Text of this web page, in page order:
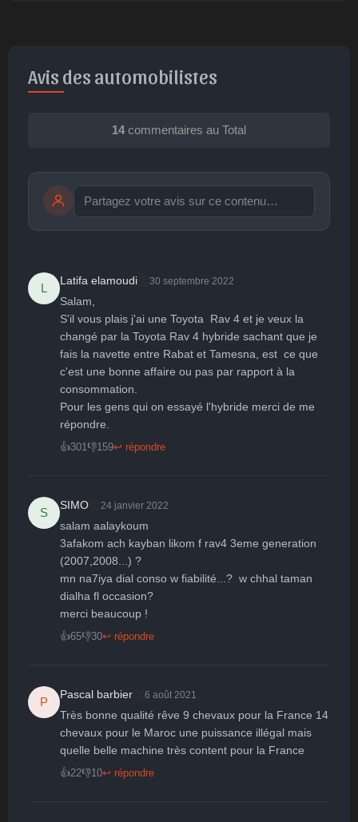
Avis des automobilistes
14commentaires au Total
🤩
Parfait
👏
Bravo
😄
Réjoui
🙂
Content
😐
Indifférent
😮 😞
Déçu
😠 😨
publication immédiate Publier
L
Latifa elamoudi 30 septembre 2022
Salam,
S'il vous plais j'ai une Toyota  Rav 4 et je veux la
changé par la Toyota Rav 4 hybride sachant que je
fais la navette entre Rabat et Tamesna, est  ce que
c'est une bonne affaire ou pas par rapport à la
consommation.
Pour les gens qui on essayé l'hybride merci de me
répondre.
👍301 👎159↩ répondre
S
SIMO 24 janvier 2022
salam aalaykoum
3afakom ach kayban likom f rav4 3eme generation
(2007,2008...) ?
mn na7iya dial conso w fiabilité...?  w chhal taman
dialha fl occasion?
merci beaucoup !
👍65👎30↩ répondre
P
Pascal barbier 6 août 2021
Très bonne qualité rêve 9 chevaux pour la France 14
chevaux pour le Maroc une puissance illégal mais
quelle belle machine très content pour la France
👍22👎10↩ répondre